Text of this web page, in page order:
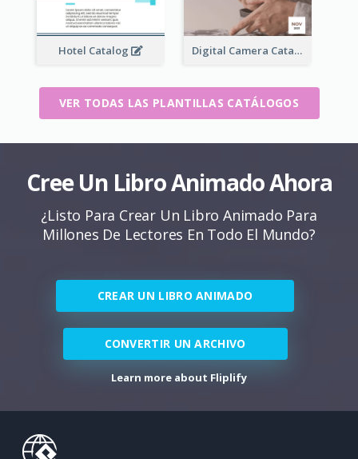
Hotel Catalog Digital Camera Catalog
VER TODAS LAS PLANTILLAS CATÁLOGOS
Cree Un Libro Animado Ahora
¿Listo Para Crear Un Libro Animado Para
Millones De Lectores En Todo El Mundo?
CREAR UN LIBRO ANIMADO
CONVERTIR UN ARCHIVO
Learn more about Fliplify